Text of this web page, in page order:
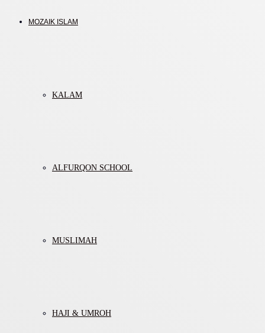
MOZAIK ISLAM
KALAM
ALFURQON SCHOOL
MUSLIMAH
HAJI & UMROH